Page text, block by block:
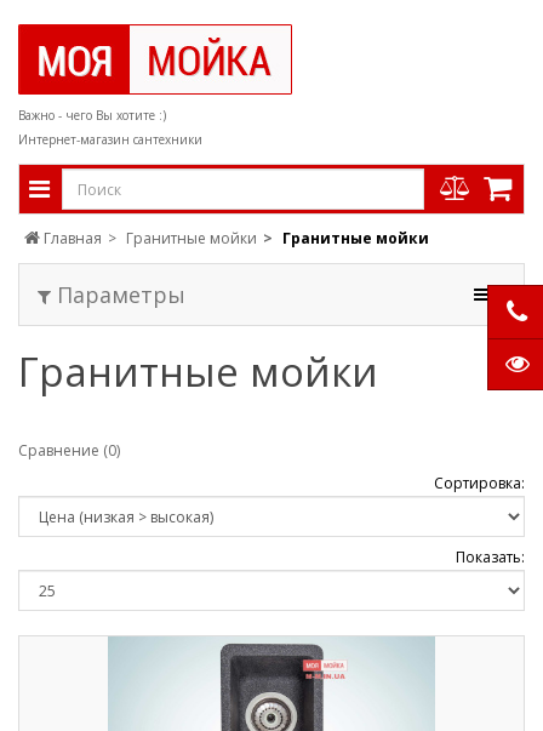
Важно - чего Вы хотите :)
Интернет-магазин сантехники
Главная Гранитные мойки Гранитные мойки
Параметры
Гранитные мойки
Сравнение (0)
Сортировка:
Показать: